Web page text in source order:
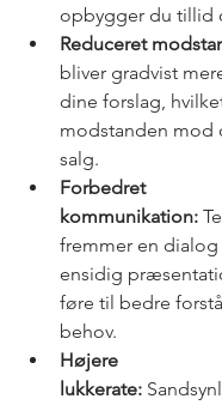
opbygger du tillid
Reduceret
bliver gradvist
dine forslag,
modstanden mod
salg.
Forbedret
kommunikation:
fremmer en
ensidig
føre til bedre
behov.
Højere
lukkerate: